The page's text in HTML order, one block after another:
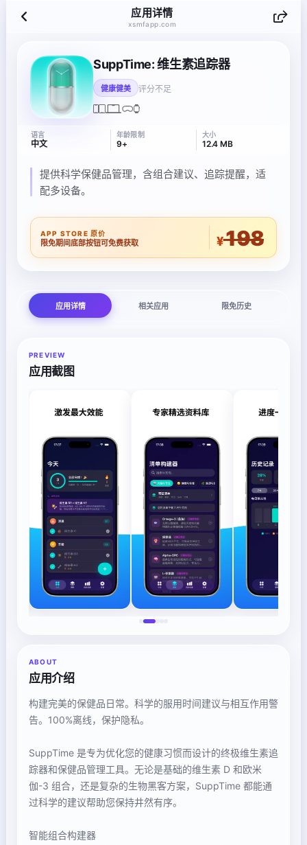
应用详情
xsmfapp.com
SuppTime: 维生素追踪器
健康健美 评分不足
语言
中文
年龄限制
9+
大小
12.4 MB
提供科学保健品管理，含组合建议、追踪提醒，适
配多设备。
APP STORE 原价
限免期间底部按钮可免费获取 ¥198
应用详情 相关应用 限免历史
PREVIEW
应用截图
ABOUT
应用介绍
构建完美的保健品日常。科学的服用时间建议与相互作用警
告。100%离线，保护隐私。
SuppTime 是专为优化您的健康习惯而设计的终极维生素追
踪器和保健品管理工具。无论是基础的维生素 D 和欧米
伽-3 组合，还是复杂的生物黑客方案，SuppTime 都能通
过科学的建议帮助您保持井然有序。
智能组合构建器